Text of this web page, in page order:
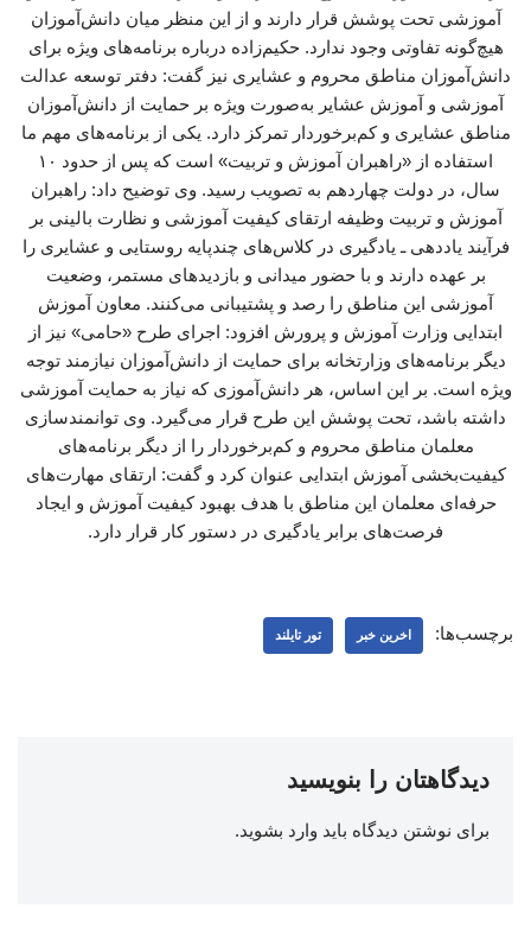
آموزشی تحت پوشش قرار دارند و از این منظر میان دانش‌آموزان
هیچ‌گونه تفاوتی وجود ندارد. حکیم‌زاده درباره برنامه‌های ویژه برای
دانش‌آموزان مناطق محروم و عشایری نیز گفت: دفتر توسعه عدالت
آموزشی و آموزش عشایر به‌صورت ویژه بر حمایت از دانش‌آموزان
مناطق عشایری و کم‌برخوردار تمرکز دارد. یکی از برنامه‌های مهم ما
استفاده از «راهبران آموزش و تربیت» است که پس از حدود ۱۰
سال، در دولت چهاردهم به تصویب رسید. وی توضیح داد: راهبران
آموزش و تربیت وظیفه ارتقای کیفیت آموزشی و نظارت بالینی بر
فرآیند یاددهی ـ یادگیری در کلاس‌های چندپایه روستایی و عشایری را
بر عهده دارند و با حضور میدانی و بازدیدهای مستمر، وضعیت
آموزشی این مناطق را رصد و پشتیبانی می‌کنند. معاون آموزش
ابتدایی وزارت آموزش و پرورش افزود: اجرای طرح «حامی» نیز از
دیگر برنامه‌های وزارتخانه برای حمایت از دانش‌آموزان نیازمند توجه
ویژه است. بر این اساس، هر دانش‌آموزی که نیاز به حمایت آموزشی
داشته باشد، تحت پوشش این طرح قرار می‌گیرد. وی توانمندسازی
معلمان مناطق محروم و کم‌برخوردار را از دیگر برنامه‌های
کیفیت‌بخشی آموزش ابتدایی عنوان کرد و گفت: ارتقای مهارت‌های
حرفه‌ای معلمان این مناطق با هدف بهبود کیفیت آموزش و ایجاد
فرصت‌های برابر یادگیری در دستور کار قرار دارد.
برچسب‌ها: اخرین خبر تور تایلند
دیدگاهتان را بنویسید
برای نوشتن دیدگاه باید وارد بشوید.